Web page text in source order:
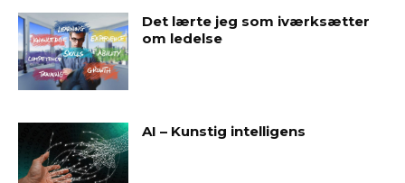
Det lærte jeg som iværksætter
om ledelse
AI – Kunstig intelligens